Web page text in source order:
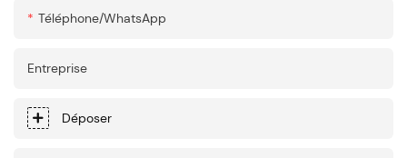
Téléphone/WhatsApp
Entreprise
Déposer